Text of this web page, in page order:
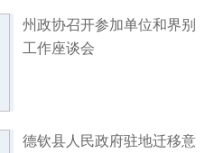
州政协召开参加单位和界别
工作座谈会
德钦县人民政府驻地迁移意